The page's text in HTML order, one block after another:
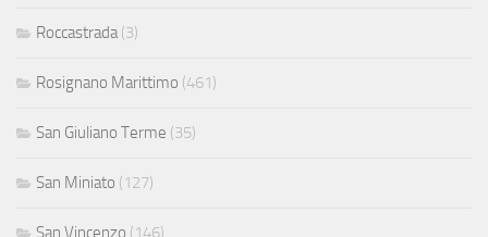
Roccastrada (3)
Rosignano Marittimo (461)
San Giuliano Terme (35)
San Miniato (127)
San Vincenzo (146)